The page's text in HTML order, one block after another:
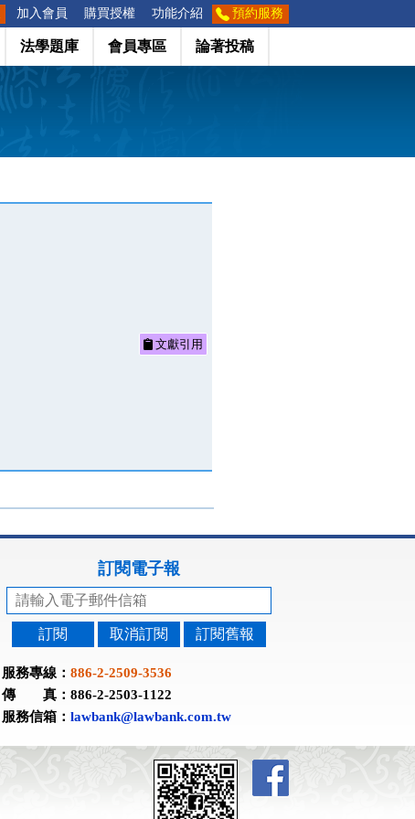
加入會員 購買授權 功能介紹 預約服務
法學題庫 會員專區 論著投稿
文獻引用
訂閱電子報
訂閱 取消訂閱 訂閱舊報
服務專線： 886-2-2509-3536
傳 真：886-2-2503-1122
服務信箱： lawbank@lawbank.com.tw